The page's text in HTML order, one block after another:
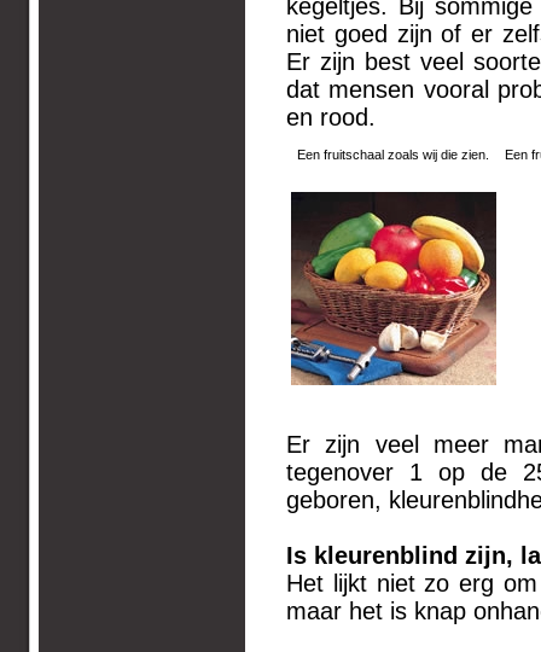
kegeltjes. Bij
niet goed zijn of er
Er zijn best veel
dat mensen vooral
en rood.
Een fruitschaal zoals wij die zien. Een
Er zijn veel meer
tegenover 1 op de
geboren,
Is kleurenblind zijn,
Het lijkt niet zo erg
maar het is knap